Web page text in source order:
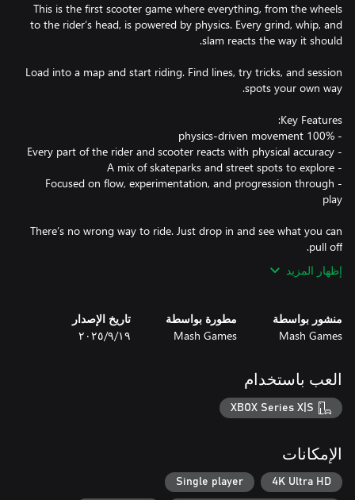
This is the first scooter game where everything, from the wheels
to the rider’s head, is powered by physics. Every grind, whip, and
Load into a map and start riding. Find lines, try tricks, and session
- Focused on flow, experimentation, and progression through
There’s no wrong way to ride. Just drop in and see what you can
pull off.
إظهار المزيد
منشور بواسطة
Mash Games
مطورة بواسطة
Mash Games
تاريخ الإصدار
١٩‏/٩‏/٢٠٢٥
العب باستخدام
XBOX Series X|S
الإمكانات
4K Ultra HD
Single player